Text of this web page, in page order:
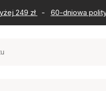
249 zł - 60-dniowa